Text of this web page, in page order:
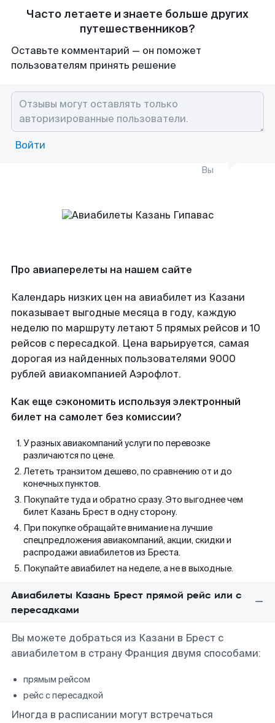
Часто летаете и знаете больше других
путешественников?
Оставьте комментарий — он поможет
пользователям принять решение
Войти
Вы
Про авиаперелеты на нашем сайте
Календарь низких цен на авиабилет из Казани
показывает выгодные месяца в году, каждую
неделю по маршруту летают 5 прямых рейсов и 10
рейсов с пересадкой. Цена варьируется, самая
дорогая из найденных пользователями 9000
рублей авиакомпанией Аэрофлот.
Как еще сэкономить используя электронный
билет на самолет без комиссии?
У разных авиакомпаний услуги по перевозке
различаются по цене.
Лететь транзитом дешево, по сравнению от и до
конечных пунктов.
Покупайте туда и обратно сразу. Это выгоднее чем
билет Казань Брест в одну сторону.
При покупке обращайте внимание на лучшие
спецпредложения авиакомпаний, акции, скидки и
распродажи авиабилетов из Бреста.
Покупайте авиабилет на неделе, а не в выходные.
Авиабилеты Казань Брест прямой рейс или с
пересадками
Вы можете добраться из Казани в Брест с
авиабилетом в страну Франция двумя способами:
прямым рейсом
рейс с пересадкой
Иногда в расписании могут встречаться